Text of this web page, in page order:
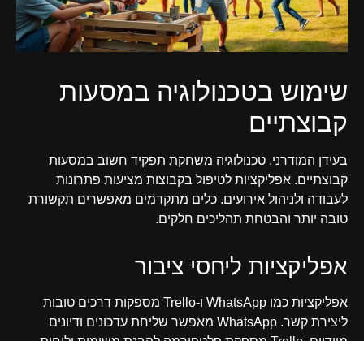
שימוש בטכנולוגיה במסעות
קבוצתיים
בעידן המודרני, טכנולוגיה משחקת תפקיד חשוב במסעות
קבוצתיים. אפליקציות לטיפול בקבוצות מציעות פתרונות
לעבודה ולניהול אירועים. כלים מתקדמים מאפשרים תקשורת
טובה יותר והבטחת תהליכים חלקים.
אפליקציות ליחסי ציבור
אפליקציות כמו WhatsApp ו-Trello מספקות דרכים טובות
ליצירת קשר. WhatsApp מאפשר שליחת עדכונים ודיונים